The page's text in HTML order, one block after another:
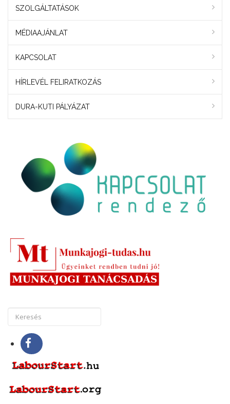
SZOLGÁLTATÁSOK
MÉDIAAJÁNLAT
KAPCSOLAT
HÍRLEVÉL FELIRATKOZÁS
DURA-KUTI PÁLYÁZAT